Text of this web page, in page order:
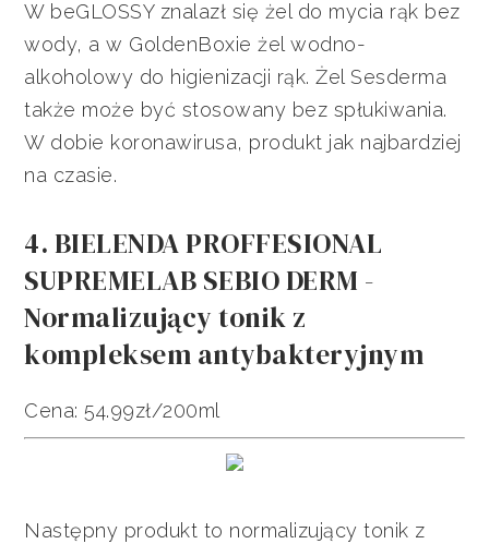
W beGLOSSY znalazł się żel do mycia rąk bez
wody, a w GoldenBoxie żel wodno-
alkoholowy do higienizacji rąk. Żel Sesderma
także może być stosowany bez spłukiwania.
W dobie koronawirusa, produkt jak najbardziej
na czasie.
4. BIELENDA PROFFESIONAL
SUPREMELAB SEBIO DERM -
Normalizujący tonik z
kompleksem antybakteryjnym
Cena: 54.99zł/200ml
Następny produkt to normalizujący tonik z